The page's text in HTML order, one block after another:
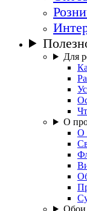
Для
О
О
Обои